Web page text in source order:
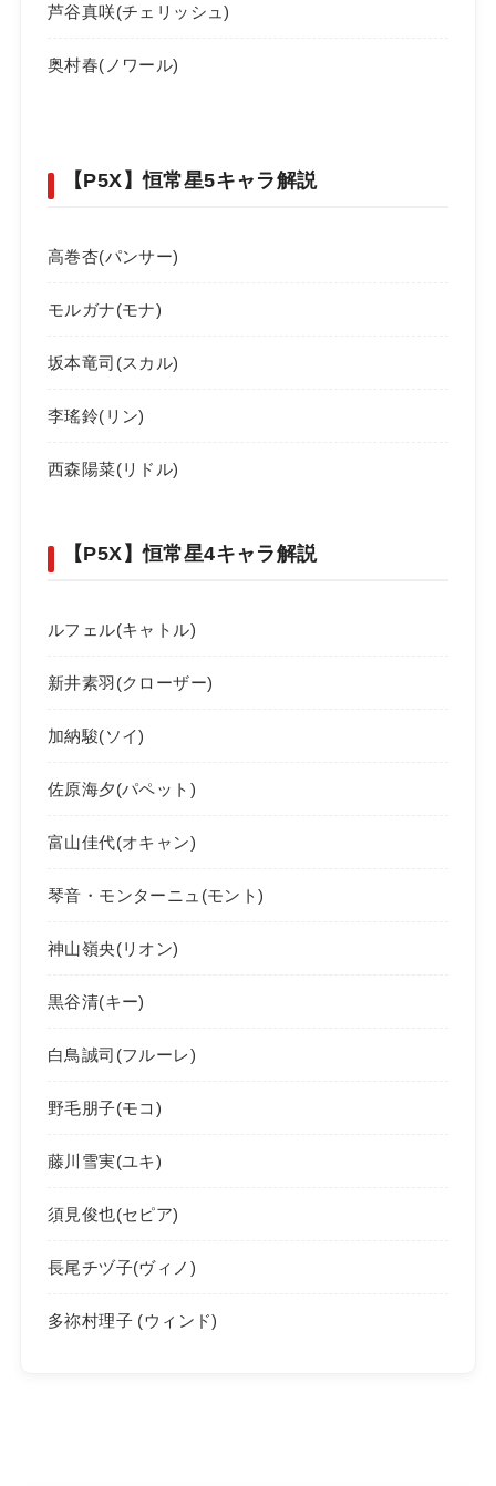
芦谷真咲(チェリッシュ)
奥村春(ノワール)
【P5X】恒常星5キャラ解説
高巻杏(パンサー)
モルガナ(モナ)
坂本竜司(スカル)
李瑤鈴(リン)
西森陽菜(リドル)
【P5X】恒常星4キャラ解説
ルフェル(キャトル)
新井素羽(クローザー)
加納駿(ソイ)
佐原海夕(パペット)
富山佳代(オキャン)
琴音・モンターニュ(モント)
神山嶺央(リオン)
黒谷清(キー)
白鳥誠司(フルーレ)
野毛朋子(モコ)
藤川雪実(ユキ)
須見俊也(セピア)
長尾チヅ子(ヴィノ)
多祢村理子 (ウィンド)